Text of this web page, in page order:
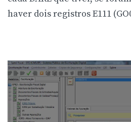
haver dois registros E111